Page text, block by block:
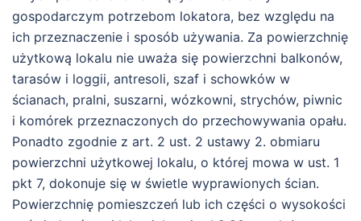
gospodarczym potrzebom lokatora, bez względu na
ich przeznaczenie i sposób używania. Za powierzchnię
użytkową lokalu nie uważa się powierzchni balkonów,
tarasów i loggii, antresoli, szaf i schowków w
ścianach, pralni, suszarni, wózkowni, strychów, piwnic
i komórek przeznaczonych do przechowywania opału.
Ponadto zgodnie z art. 2 ust. 2 ustawy 2. obmiaru
powierzchni użytkowej lokalu, o której mowa w ust. 1
pkt 7, dokonuje się w świetle wyprawionych ścian.
Powierzchnię pomieszczeń lub ich części o wysokości